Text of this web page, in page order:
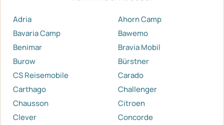
Adria
Ahorn Camp
Bavaria Camp
Bawemo
Benimar
Bravia Mobil
Burow
Bürstner
CS Reisemobile
Carado
Carthago
Challenger
Chausson
Citroen
Clever
Concorde